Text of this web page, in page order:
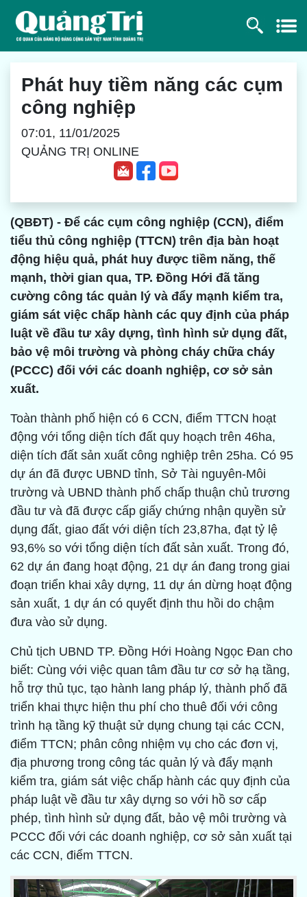
Phát huy tiềm năng các cụm
công nghiệp
07:01, 11/01/2025
QUẢNG TRỊ ONLINE
(QBĐT) - Để các cụm công nghiệp (CCN), điểm
tiểu thủ công nghiệp (TTCN) trên địa bàn hoạt
động hiệu quả, phát huy được tiềm năng, thế
mạnh, thời gian qua, TP. Đồng Hới đã tăng
cường công tác quản lý và đẩy mạnh kiểm tra,
giám sát việc chấp hành các quy định của pháp
luật về đầu tư xây dựng, tình hình sử dụng đất,
bảo vệ môi trường và phòng cháy chữa cháy
(PCCC) đối với các doanh nghiệp, cơ sở sản
xuất.
Toàn thành phố hiện có 6 CCN, điểm TTCN hoạt
động với tổng diện tích đất quy hoạch trên 46ha,
diện tích đất sản xuất công nghiệp trên 25ha. Có 95
dự án đã được UBND tỉnh, Sở Tài nguyên-Môi
trường và UBND thành phố chấp thuận chủ trương
đầu tư và đã được cấp giấy chứng nhận quyền sử
dụng đất, giao đất với diện tích 23,87ha, đạt tỷ lệ
93,6% so với tổng diện tích đất sản xuất. Trong đó,
62 dự án đang hoạt động, 21 dự án đang trong giai
đoạn triển khai xây dựng, 11 dự án dừng hoạt động
sản xuất, 1 dự án có quyết định thu hồi do chậm
đưa vào sử dụng.
Chủ tịch UBND TP. Đồng Hới Hoàng Ngọc Đan cho
biết: Cùng với việc quan tâm đầu tư cơ sở hạ tầng,
hỗ trợ thủ tục, tạo hành lang pháp lý, thành phố đã
triển khai thực hiện thu phí cho thuê đối với công
trình hạ tầng kỹ thuật sử dụng chung tại các CCN,
điểm TTCN; phân công nhiệm vụ cho các đơn vị,
địa phương trong công tác quản lý và đẩy mạnh
kiểm tra, giám sát việc chấp hành các quy định của
pháp luật về đầu tư xây dựng so với hồ sơ cấp
phép, tình hình sử dụng đất, bảo vệ môi trường và
PCCC đối với các doanh nghiệp, cơ sở sản xuất tại
các CCN, điểm TTCN.